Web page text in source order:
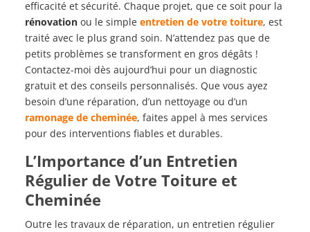
efficacité et sécurité. Chaque projet, que ce soit pour la
rénovationou le simple entretien de votre toiture, est
traité avec le plus grand soin. N’attendez pas que de
petits problèmes se transforment en gros dégâts !
Contactez-moi dès aujourd’hui pour un diagnostic
gratuit et des conseils personnalisés. Que vous ayez
besoin d’une réparation, d’un nettoyage ou d’un
ramonage de cheminée, faites appel à mes services
pour des interventions fiables et durables.
L’Importance d’un Entretien
Régulier de Votre Toiture et
Cheminée
Outre les travaux de réparation, un entretien régulier